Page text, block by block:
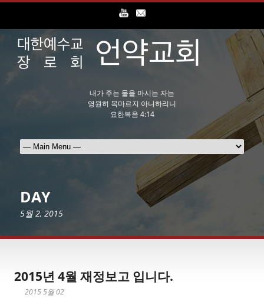
내가 주는 물을 마시는 자는
영원히 목마르지 아니하리니
요한복음 4:14
DAY
5월 2, 2015
2015년 4월 재정보고 입니다.
2015 5월 02